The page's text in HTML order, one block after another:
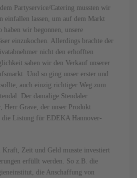
Partyservice/Catering mussten wir
einfallen lassen, um auf dem Markt
haben wir begonnen, unsere
einzukochen. Allerdings brachte der
nicht den erhofften
sahen wir den Verkauf unserer
Und so ging unser erster und
auch einzig richtiger Weg zum
Der damalige Stendaler
Herr Grave, der unser Produkt
die Listung für EDEKA Hannover-
Kraft, Zeit und Geld musste investiert
erfüllt werden. So z.B. die
die Anschaffung von